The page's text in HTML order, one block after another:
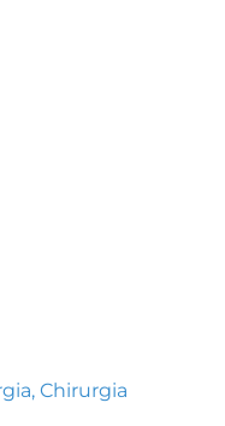
, Chirurgia